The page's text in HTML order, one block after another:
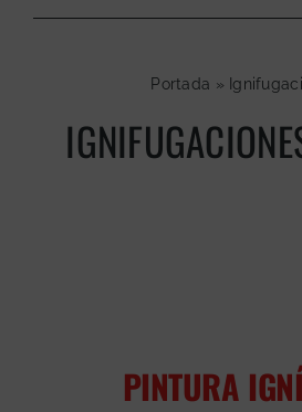
Sectores
Nosotros
Portada »
PINTURA